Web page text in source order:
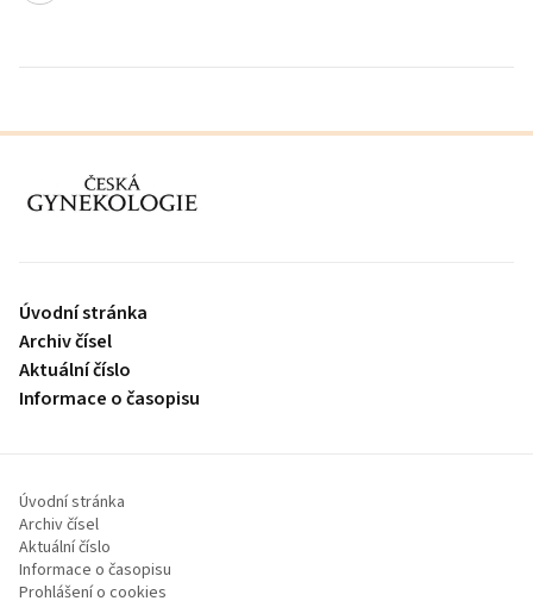
proLékaře.cz
Úvodní stránka
Archiv čísel
Aktuální číslo
Informace o časopisu
Úvodní stránka
Archiv čísel
Aktuální číslo
Informace o časopisu
Prohlášení o cookies